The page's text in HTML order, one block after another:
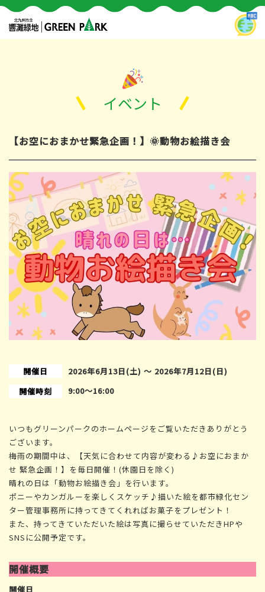
イベント
【お空におまかせ緊急企画！】🌞動物お絵描き会
開催日
2026年6月13日(土) 〜 2026年7月12日(日)
開催時刻
9:00〜16:00
いつもグリーンパークのホームページをご覧いただきありがとう
ございます。
梅雨の期間中は、【天気に合わせて内容が変わる♪お空におまか
せ 緊急企画！】を毎日開催！(休園日を除く)
晴れの日は「動物お絵描き会」を行います。
ポニーやカンガルーを楽しくスケッチ♪描いた絵を都市緑化セン
ター管理事務所に持ってきてくれればお菓子をプレゼント！
また、持ってきていただいた絵は写真に撮らせていただきHPや
SNSに公開予定です。
開催概要
開催日